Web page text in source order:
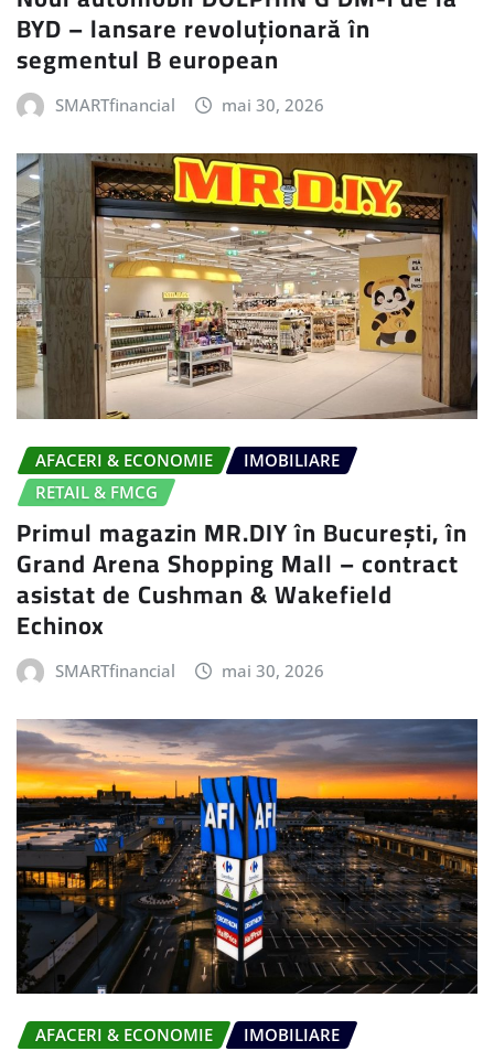
BYD – lansare revoluționară în
segmentul B european
SMARTfinancial mai 30, 2026
AFACERI & ECONOMIE
IMOBILIARE
RETAIL & FMCG
Primul magazin MR.DIY în București, în
Grand Arena Shopping Mall – contract
asistat de Cushman & Wakefield
Echinox
SMARTfinancial mai 30, 2026
AFACERI & ECONOMIE IMOBILIARE